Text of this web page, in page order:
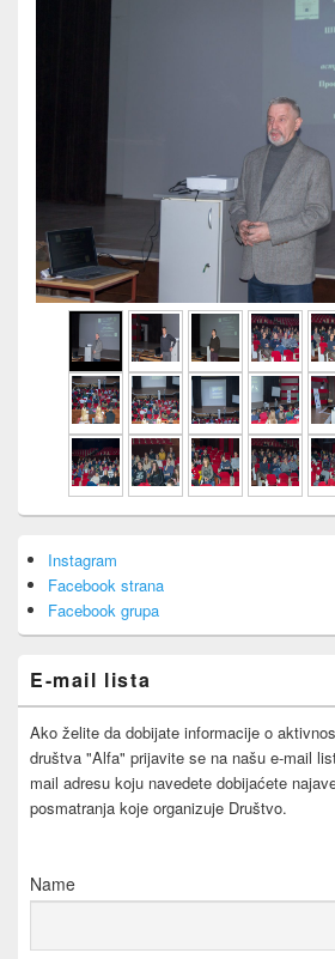
Sidebar
Widget
Area
Instagram
Facebook strana
Facebook grupa
E-mail lista
Ako želite da dobijate informacije o
društva "Alfa" prijavite se na našu e-mail
mail adresu koju navedete dobijaćete
posmatranja koje organizuje Društvo.
Name